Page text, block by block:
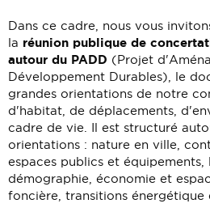
Dans ce cadre, nous vous
la réunion publique de
autour du PADD (Projet
Développement Durables), le
grandes orientations de notre
d'habitat, de déplacements,
cadre de vie. Il est structuré
orientations : nature en ville,
espaces publics et
démographie, économie et
foncière, transitions énergétique